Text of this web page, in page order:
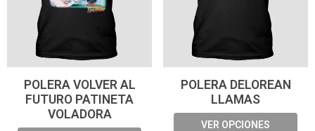
POLERA VOLVER AL
FUTURO PATINETA
VOLADORA
POLERA DELOREAN
LLAMAS
VER OPCIONES